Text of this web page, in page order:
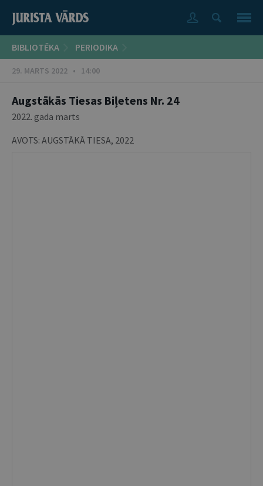
BIBLIOTĒKA PERIODIKA
29. MARTS 2022 • 14:00
Augstākās Tiesas Biļetens Nr. 24
2022. gada marts
AVOTS: AUGSTĀKĀ TIESA, 2022